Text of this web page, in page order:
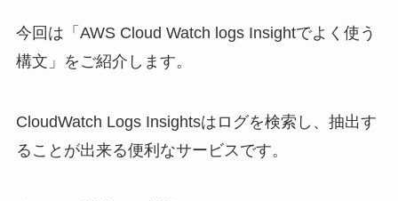
今回は「AWS Cloud Watch logs Insightでよく使う
構文」をご紹介します。
CloudWatch Logs Insightsはログを検索し、抽出す
ることが出来る便利なサービスです。